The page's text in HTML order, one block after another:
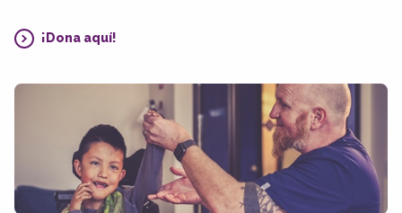
¡Dona aquí!